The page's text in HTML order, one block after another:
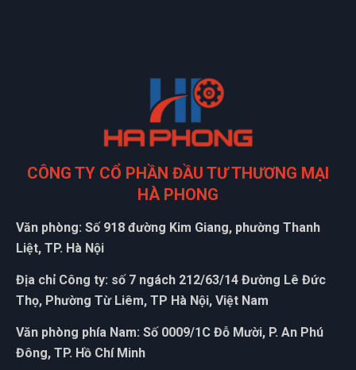
CÔNG TY CỔ PHẦN ĐẦU TƯ THƯƠNG MẠI
HÀ PHONG
Văn phòng: Số 918 đường Kim Giang, phường Thanh
Liệt, TP. Hà Nội
Địa chỉ Công ty: số 7 ngách 212/63/14 Đường Lê Đức
Thọ, Phường Từ Liêm, TP Hà Nội, Việt Nam
Văn phòng phía Nam: Số 0009/1C Đỗ Mười, P. An Phú
Đông, TP. Hồ Chí Minh